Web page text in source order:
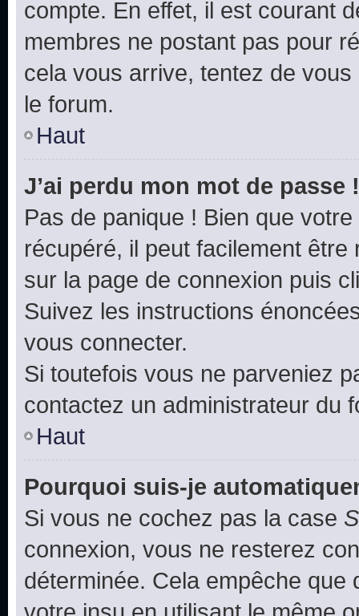
compte. En effet, il est courant
membres ne postant pas pour
cela vous arrive, tentez de
le forum.
Haut
J’ai perdu mon mot de passe !
Pas de panique ! Bien que
récupéré, il peut facilement
sur la page de connexion puis
Suivez les instructions
vous connecter.
Si toutefois vous ne parveniez
contactez un administrateur du
Haut
Pourquoi suis-je
Si vous ne cochez pas la case
connexion, vous ne resterez
déterminée. Cela empêche que